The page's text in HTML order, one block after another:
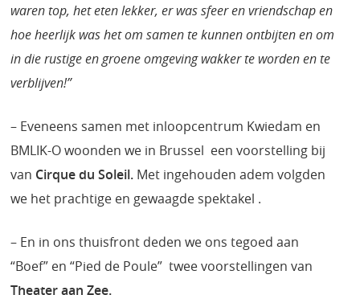
waren top, het eten lekker, er was sfeer en vriendschap en
hoe heerlijk was het om samen te kunnen ontbijten en om
in die rustige en groene omgeving wakker te worden en te
verblijven!”
– Eveneens samen met inloopcentrum Kwiedam en
BMLIK-O woonden we in Brussel een voorstelling bij
van Cirque du Soleil. Met ingehouden adem volgden
we het prachtige en gewaagde spektakel .
– En in ons thuisfront deden we ons tegoed aan
“Boef” en “Pied de Poule” twee voorstellingen van
Theater aan Zee.